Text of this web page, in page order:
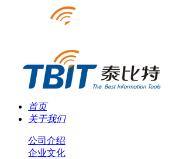
首页
关于我们
公司介绍
企业文化